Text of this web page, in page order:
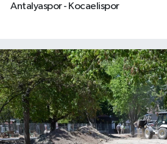
Antalyaspor - Kocaelispor